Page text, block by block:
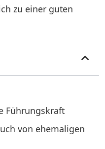
zu einer guten
Führungskraft
von ehemaligen